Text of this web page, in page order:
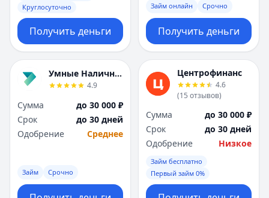
Круглосуточно
Получить деньги
Займ онлайн Срочно
Получить деньги
Умные Наличные
4.9
Сумма
до 30 000 ₽
Срок
до 30 дней
Одобрение
Среднее
Займ Срочно
Центрофинанс
4.6
(15 отзывов)
Сумма
до 30 000 ₽
Срок
до 30 дней
Одобрение
Низкое
Займ бесплатно
Первый займ 0%